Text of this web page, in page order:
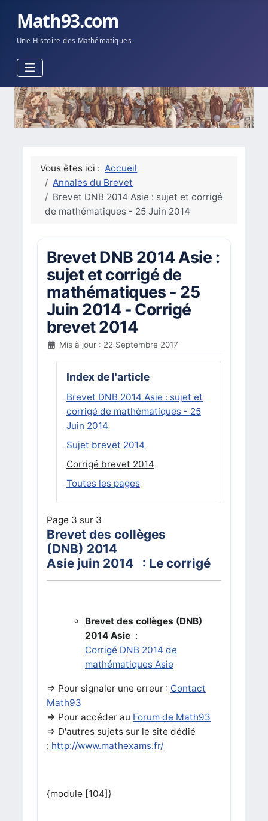
Math93.com
Une Histoire des Mathématiques
Vous êtes ici : Accueil
Annales du Brevet
Brevet DNB 2014 Asie : sujet et corrigé
de mathématiques - 25 Juin 2014
Brevet DNB 2014 Asie :
sujet et corrigé de
mathématiques - 25
Juin 2014 - Corrigé
brevet 2014
Mis à jour : 22 Septembre 2017
Index de l'article
Brevet DNB 2014 Asie : sujet et
corrigé de mathématiques - 25
Juin 2014
Sujet brevet 2014
Corrigé brevet 2014
Toutes les pages
Page 3 sur 3
Brevet des collèges
(DNB) 2014
Asie juin 2014 : Le corrigé
Brevet des collèges (DNB)
2014 Asie :
Corrigé DNB 2014 de
mathématiques Asie
=> Pour signaler une erreur : Contact
Math93
=> Pour accéder au Forum de Math93
=> D'autres sujets sur le site dédié
: http://www.mathexams.fr/
{module [104]}